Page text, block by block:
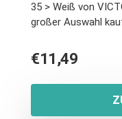
35 > Weiß von
großer Auswahl
€11,49